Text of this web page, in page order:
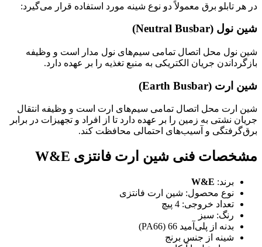
در هر تابلو برق معمولاً دو نوع شینه مورد استفاده قرار می‌گیرد:
شین نول (Neutral Busbar)
شین نول محل اتصال تمامی سیم‌های نول مدار است و وظیفه
بازگرداندن جریان الکتریکی به منبع تغذیه را بر عهده دارد.
شین ارت (Earth Busbar)
شین ارت محل اتصال تمامی سیم‌های ارت است و وظیفه انتقال
جریان نشتی به زمین را بر عهده دارد تا از افراد و تجهیزات در برابر
برق‌گرفتگی و آسیب‌های احتمالی محافظت کند.
مشخصات فنی شین ارت فانتزی W&E
برند: W&E
نوع محصول: شین ارت فانتزی
تعداد خروجی: 4 پیچ
رنگ: سبز
بدنه از پلی‌آمید 66 (PA66)
شینه از جنس برنج